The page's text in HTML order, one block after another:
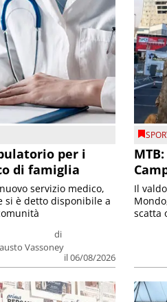
per i
di famiglia
di
Vassoney
il 06/08/2026
servizio medico,
si è detto disponibile a
Il
scatta